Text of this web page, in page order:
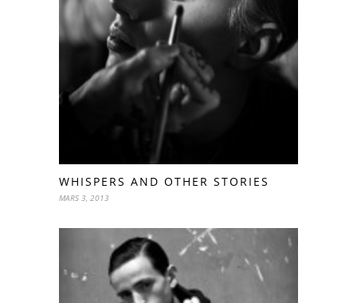
WHISPERS AND OTHER STORIES
MARS 3, 2013